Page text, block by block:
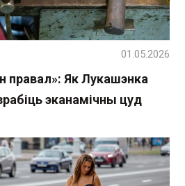
правал»: Як Лукашэнка
эканамічны цуд
01.05.2026